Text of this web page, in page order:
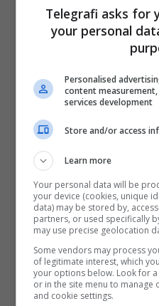
Telegrafi asks for
your personal
Personalised
content
services development
Store and/or access
Learn more
Your personal data will be
your device (cookies, unique
data) may be stored by,
partners, or used specifically
may use precise geolocation
Some vendors may process
of legitimate interest, which
your options below. Look for
or in the site menu to manage
and cookie settings.